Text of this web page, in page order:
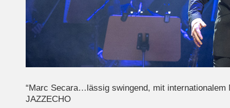
“Marc Secara…lässig swingend, mit internationalem
JAZZECHO